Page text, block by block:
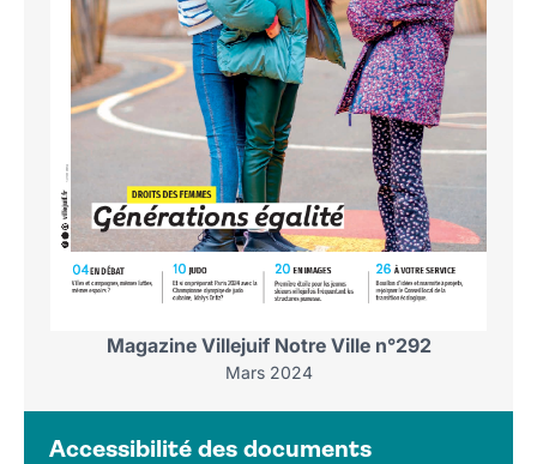
Magazine Villejuif Notre Ville n°292
Mars 2024
Accessibilité des documents